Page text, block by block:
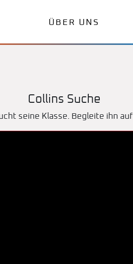
ÜBER UNS
Collins Suche
seine Klasse. Begleite ihn